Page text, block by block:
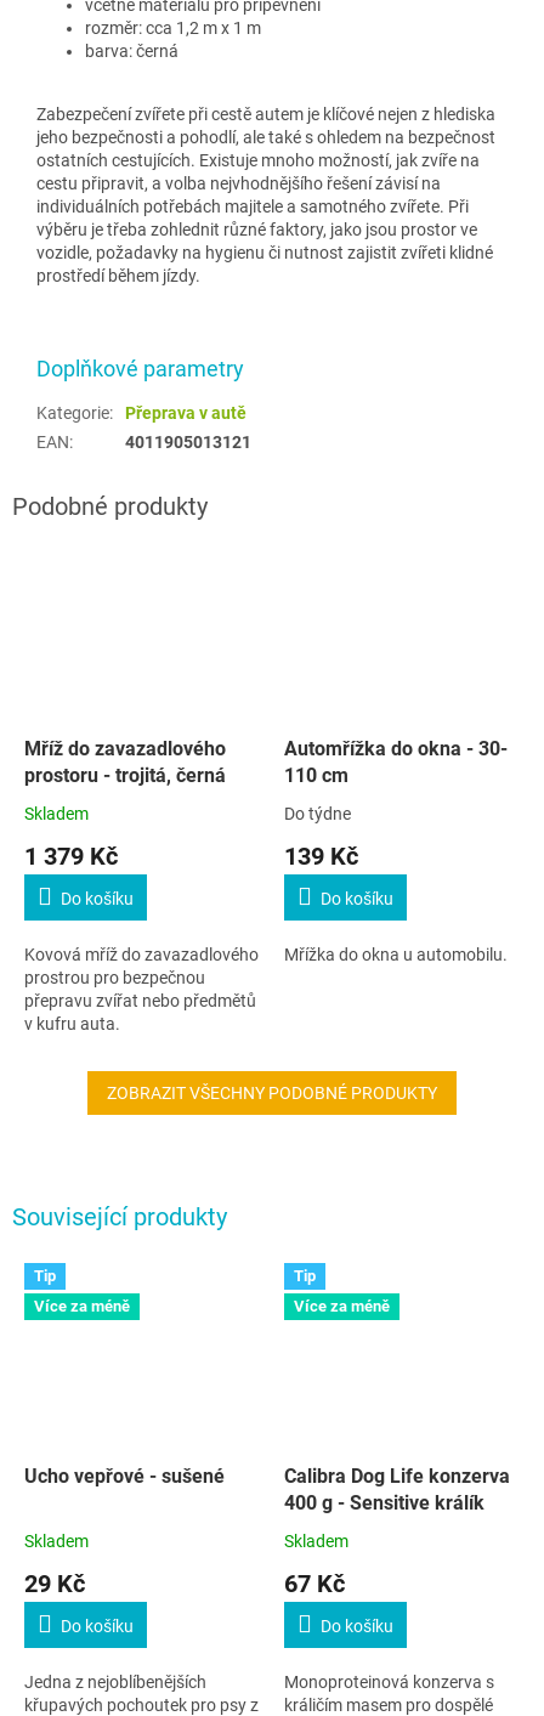
Související produkty
Tip
Více za méně
Ucho vepřové - sušené
Skladem
29 Kč
Do košíku
Jedna z nejoblíbenějších
křupavých pochoutek pro psy z
Tip
Více za méně
Calibra Dog Life konzerva
400 g - Sensitive králík
Skladem
67 Kč
Do košíku
Monoproteinová konzerva s
králičím masem pro dospělé
včetně materiálu pro připevnění
rozměr: cca 1,2 m x 1 m
barva: černá
Zabezpečení zvířete při cestě autem je klíčové nejen z hlediska
jeho bezpečnosti a pohodlí, ale také s ohledem na bezpečnost
ostatních cestujících. Existuje mnoho možností, jak zvíře na
cestu připravit, a volba nejvhodnějšího řešení závisí na
individuálních potřebách majitele a samotného zvířete. Při
výběru je třeba zohlednit různé faktory, jako jsou prostor ve
vozidle, požadavky na hygienu či nutnost zajistit zvířeti klidné
prostředí během jízdy.
Doplňkové parametry
Kategorie:
Přeprava v autě
EAN: 4011905013121
Mříž do zavazadlového
prostoru - trojitá, černá
Skladem
1 379 Kč
Do košíku
Kovová mříž do zavazadlového
prostrou pro bezpečnou
přepravu zvířat nebo předmětů
v kufru auta.
Automřížka do okna - 30-
110 cm
Do týdne
139 Kč
Do košíku
Mřížka do okna u automobilu.
ZOBRAZIT VŠECHNY PODOBNÉ PRODUKTY